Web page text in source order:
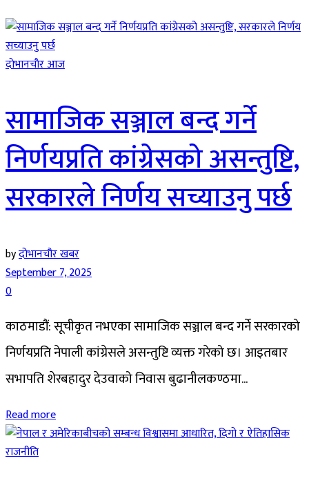
दाेभानचाैर आज
सामाजिक सञ्जाल बन्द गर्ने
निर्णयप्रति कांग्रेसको असन्तुष्टि,
सरकारले निर्णय सच्याउनु पर्छ
byदोभानचौर खबर
September 7, 2025
0
काठमाडौं: सूचीकृत नभएका सामाजिक सञ्जाल बन्द गर्ने सरकारको
निर्णयप्रति नेपाली कांग्रेसले असन्तुष्टि व्यक्त गरेको छ। आइतबार
सभापति शेरबहादुर देउवाको निवास बुढानीलकण्ठमा...
Read more
राजनीति